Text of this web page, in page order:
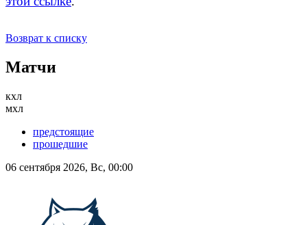
Возврат к списку
Матчи
кхл
мхл
предстоящие
прошедшие
06 сентября 2026, Вс, 00:00